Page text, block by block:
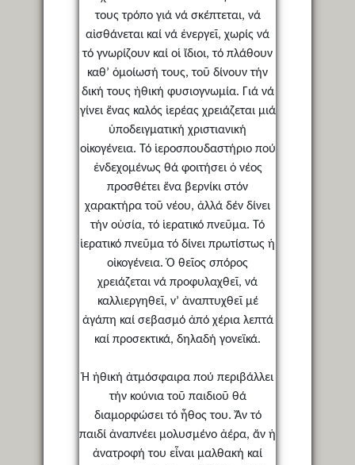
τους τρόπο γιά νά σκέπτεται, νά
αἰσθάνεται καί νά ἐνεργεῖ, χωρίς νά
τό γνωρίζουν καί οἱ ἴδιοι, τό πλάθουν
καθ’ ὁμοίωσή τους, τοῦ δίνουν τήν
δική τους ἠθική φυσιογνωμία. Γιά νά
γίνει ἕνας καλός ἱερέας χρειάζεται μιά
ὑποδειγματική χριστιανική
οἰκογένεια. Τό ἱεροσπουδαστήριο πού
ἐνδεχομένως θά φοιτήσει ὁ νέος
προσθέτει ἕνα βερνίκι στόν
χαρακτήρα τοῦ νέου, ἀλλά δέν δίνει
τήν οὐσία, τό ἱερατικό πνεῦμα. Τό
ἱερατικό πνεῦμα τό δίνει πρωτίστως ἡ
οἰκογένεια. Ὁ θεῖος σπόρος
χρειάζεται νά προφυλαχθεῖ, νά
καλλιεργηθεῖ, ν’ ἀναπτυχθεῖ μέ
ἀγάπη καί σεβασμό ἀπό χέρια λεπτά
καί προσεκτικά, δηλαδή γονεϊκά.
Ἡ ἠθική ἀτμόσφαιρα πού περιβάλλει
τήν κούνια τοῦ παιδιοῦ θά
διαμορφώσει τό ἦθος του. Ἄν τό
παιδί ἀναπνέει μολυσμένο ἀέρα, ἄν ἡ
ἀνατροφή του εἶναι μαλθακή καί